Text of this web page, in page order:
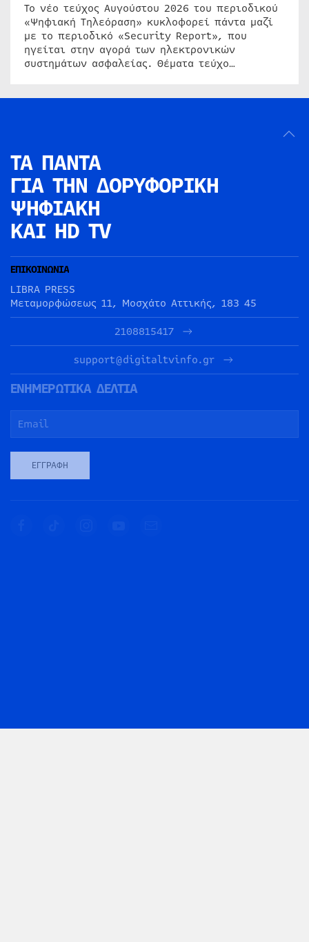
Το νέο τεύχος Αυγούστου 2026 του περιοδικού
«Ψηφιακή Τηλεόραση» κυκλοφορεί πάντα μαζί
με το περιοδικό «Security Report», που
ηγείται στην αγορά των ηλεκτρονικών
συστημάτων ασφαλείας. Θέματα τεύχο…
ΤΑ ΠΑΝΤΑ
ΓΙΑ ΤΗΝ ΔΟΡΥΦΟΡΙΚΗ
ΨΗΦΙΑΚΗ
ΚΑΙ HD TV
ΕΠΙΚΟΙΝΩΝΙΑ
LIBRA PRESS
Μεταμορφώσεως 11, Μοσχάτο Αττικής, 183 45
2108815417
support@digitaltvinfo.gr
ΕΝΗΜΕΡΩΤΙΚΑ ΔΕΛΤΙΑ
ΕΓΓΡΑΦΉ